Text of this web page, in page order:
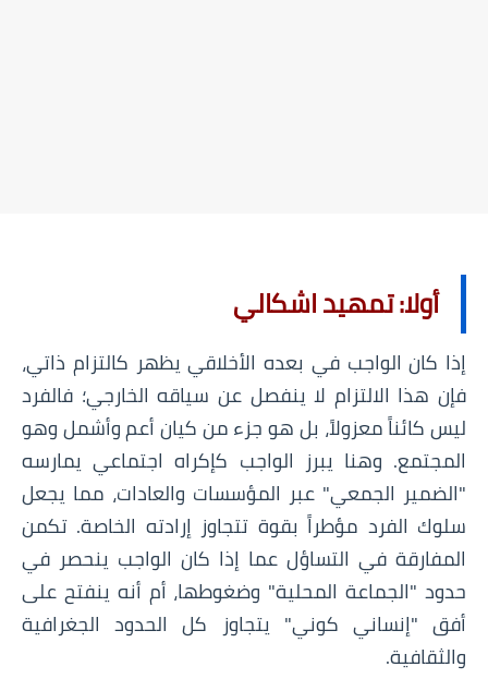
أولا: تمهيد اشكالي
إذا كان الواجب في بعده الأخلاقي يظهر كالتزام ذاتي،
فإن هذا الالتزام لا ينفصل عن سياقه الخارجي؛ فالفرد
ليس كائناً معزولاً، بل هو جزء من كيان أعم وأشمل وهو
المجتمع. وهنا يبرز الواجب كإكراه اجتماعي يمارسه
"الضمير الجمعي" عبر المؤسسات والعادات، مما يجعل
سلوك الفرد مؤطراً بقوة تتجاوز إرادته الخاصة. تكمن
المفارقة في التساؤل عما إذا كان الواجب ينحصر في
حدود "الجماعة المحلية" وضغوطها، أم أنه ينفتح على
أفق "إنساني كوني" يتجاوز كل الحدود الجغرافية
والثقافية.